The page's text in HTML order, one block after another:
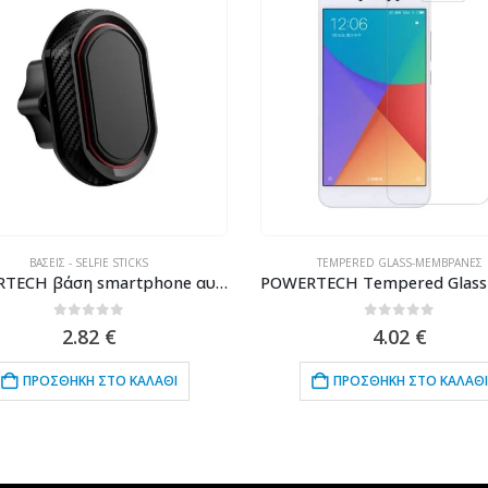
TEMPERED GLASS-ΜΕΜΒΡΆΝΕΣ
POWERTECH Tempered Glass 9H(0.33MM), για Xiaomi Redmi Note 5A
4.02 €
ΠΡΟΣΘΉΚΗ ΣΤΟ ΚΑΛΆΘΙ
TEMPERED GLASS-ΜΕΜΒΡΆΝΕΣ
4.02 €
ΠΡΟΣΘΉΚΗ ΣΤΟ ΚΑΛΆΘΙ